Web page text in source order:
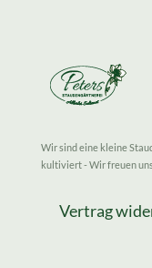
Wir sind eine kleine
kultiviert - Wir freuen
Vertrag